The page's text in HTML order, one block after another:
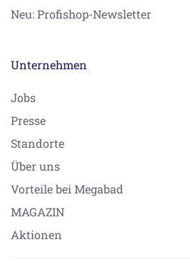
Neu: Profishop-Newsletter
Unternehmen
Jobs
Presse
Standorte
Über uns
Vorteile bei Megabad
MAGAZIN
Aktionen